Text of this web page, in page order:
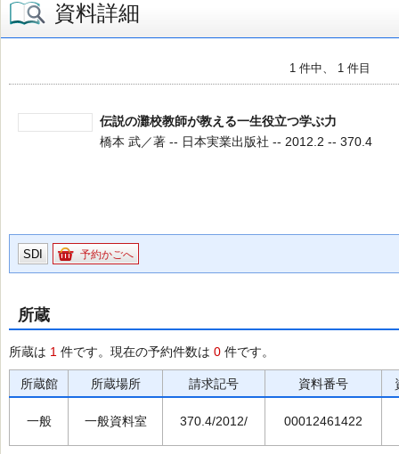
資料詳細
1 件中、 1 件目
伝説の灘校教師が教える一生役立つ学ぶ力
橋本 武／著 -- 日本実業出版社 -- 2012.2 -- 370.4
SDI 予約かごへ
所蔵
所蔵は 1 件です。現在の予約件数は 0 件です。
所蔵館 所蔵場所 請求記号 資料番号
一般 一般資料室 370.4/2012/ 00012461422